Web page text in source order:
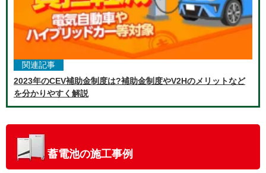
関連記事
2023年のCEV補助金制度は?補助金制度やV2Hのメリットなど
を分かりやすく解説
蓄電池の施工事例